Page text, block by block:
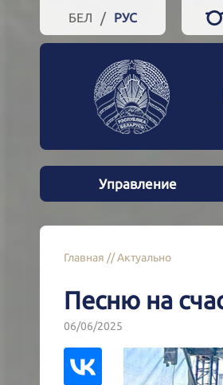
БЕЛ / РУС
Управление
Главная //Актуально
Песню на
06/06/2025